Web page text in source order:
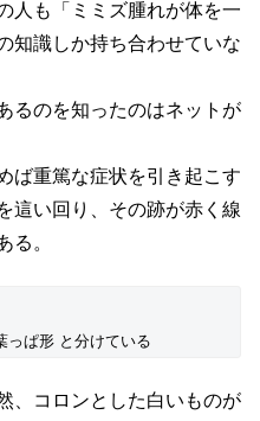
人も「ミミズ腫れが体を一
知識しか持ち合わせていな
るのを知ったのはネットが
ば重篤な症状を引き起こす
這い回り、その跡が赤く線
る。
っぱ形 と分けている
、コロンとした白いものが